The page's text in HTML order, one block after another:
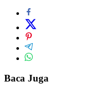
Baca Juga